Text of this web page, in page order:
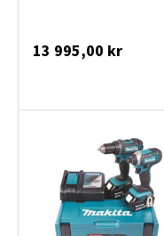
13 995,00 kr